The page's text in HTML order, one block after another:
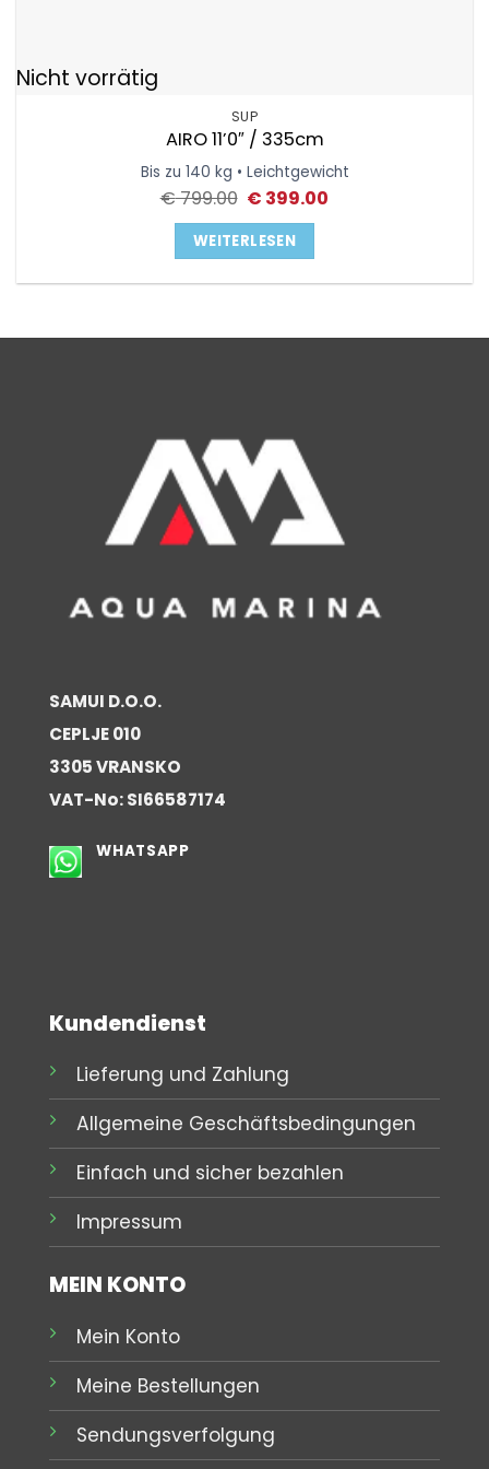
Nicht vorrätig
SUP
AIRO 11’0″ / 335cm
Bis zu 140 kg • Leichtgewicht
€799.00 Ursprünglicher
war:
€ 799.00
€ 399.00
WEITERLESEN
SAMUI D.O.O.
CEPLJE 010
3305 VRANSKO
VAT-No: SI66587174
WHATSAPP
Kundendienst
Lieferung und Zahlung
Allgemeine Geschäftsbedingungen
Einfach und sicher bezahlen
Impressum
MEIN KONTO
Mein Konto
Meine Bestellungen
Sendungsverfolgung